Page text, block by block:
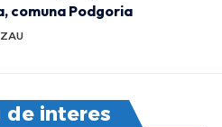
comuna Podgoria
de interes